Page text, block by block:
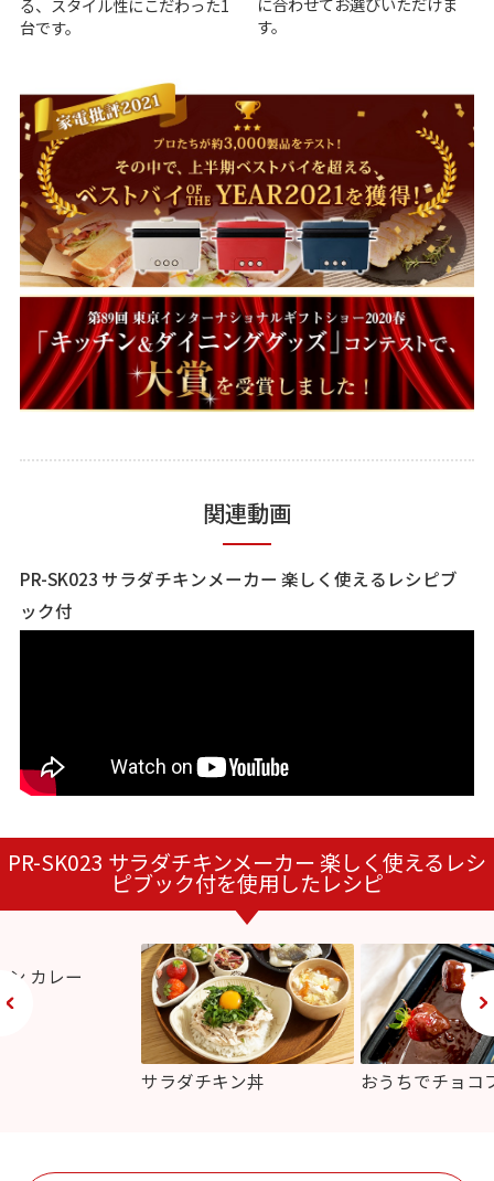
る、スタイル性にこだわった1
台です。
す。
関連動画
PR-SK023 サラダチキンメーカー 楽しく使えるレシピブ
ック付
PR-SK023 サラダチキンメーカー 楽しく使えるレシ
ピブック付を使用したレシピ
ン カレー
サラダチキン丼 おうちでチョコ